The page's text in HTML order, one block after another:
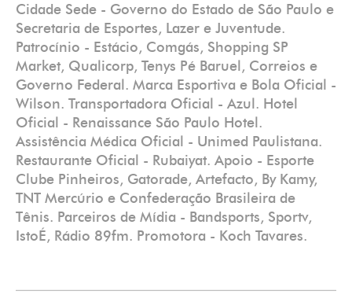
Cidade Sede - Governo do Estado de São Paulo e
Secretaria de Esportes, Lazer e Juventude.
Patrocínio - Estácio, Comgás, Shopping SP
Market, Qualicorp, Tenys Pé Baruel, Correios e
Governo Federal. Marca Esportiva e Bola Oficial -
Wilson. Transportadora Oficial - Azul. Hotel
Oficial - Renaissance São Paulo Hotel.
Assistência Médica Oficial - Unimed Paulistana.
Restaurante Oficial - Rubaiyat. Apoio - Esporte
Clube Pinheiros, Gatorade, Artefacto, By Kamy,
TNT Mercúrio e Confederação Brasileira de
Tênis. Parceiros de Mídia - Bandsports, Sportv,
IstoÉ, Rádio 89fm. Promotora - Koch Tavares.